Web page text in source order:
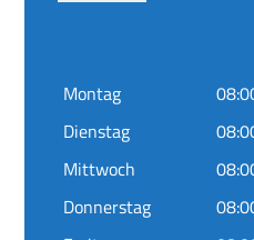
Montag
Dienstag
Mittwoch
Donnerstag